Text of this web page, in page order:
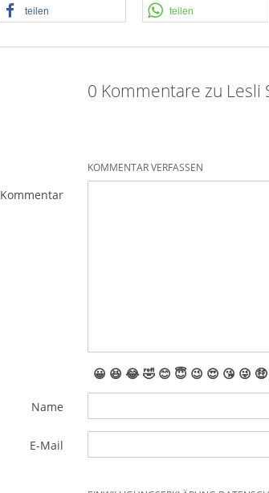
teilen teilen
0 Kommentare zu Lesli
KOMMENTAR VERFASSEN
Kommentar
😀 😆 😂🤣 😊 😇 😉 😍 😘 😜 🤑
Name
E-Mail